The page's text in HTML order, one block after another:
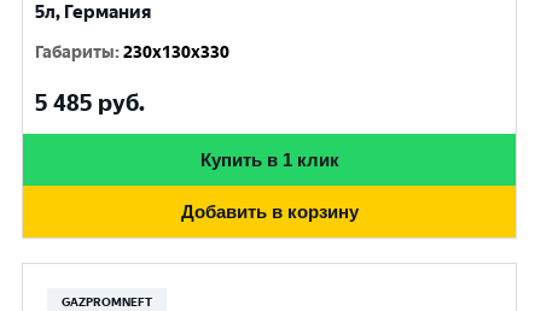
5л, Германия
Габариты:230x130x330
5 485 руб.
Купить в 1 клик
Добавить в корзину
GAZPROMNEFT